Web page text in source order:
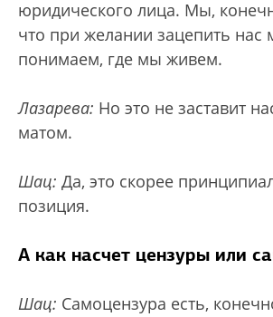
юридического лица. Мы,
что при желании зацепить нас
понимаем, где мы живем.
Лазарева: Но это не заставит
матом.
Шац: Да, это скорее
позиция.
А как насчет цензуры или
Шац: Самоцензура есть,